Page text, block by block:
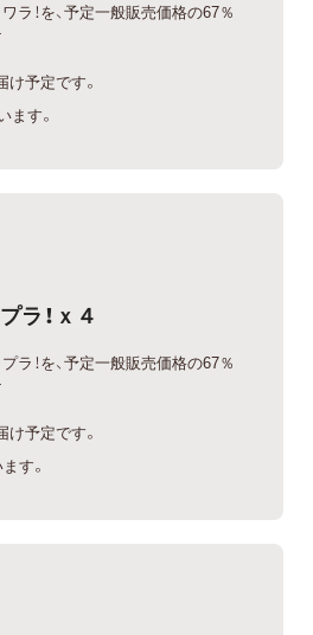
ラ！を、予定一般販売価格の67％
予定です。
ます。
ラ！ｘ４
ラ！を、予定一般販売価格の67％
予定です。
す。